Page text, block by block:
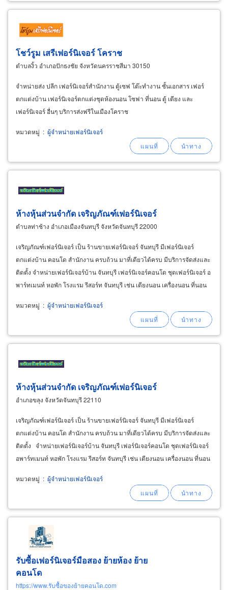
โชว์รูม เสรีเฟอร์นิเจอร์ โคราช
ตำบลงิ้ว อำเภอปักธงชัย จังหวัดนครราชสีมา 30150
จำหน่ายส่ง ปลีก เฟอร์นิเจอร์สำนักงาน ตู้เซฟ โต๊ะทำงาน ชั้นเอกสาร เฟอร์
ตกแต่งบ้าน เฟอร์นิเจอร์ตกแต่งชุดห้องนอน โซฟา ที่นอน ตู้ เตียง และ
เฟอร์นิเจอร์ อื่นๆ บริการส่งฟรีในเมืองโคราช
หมวดหมู่ : ผู้จำหน่ายเฟอร์นิเจอร์
ห้างหุ้นส่วนจำกัด เจริญภัณฑ์เฟอร์นิเจอร์
ตำบลท่าช้าง อำเภอเมืองจันทบุรี จังหวัดจันทบุรี 22000
เจริญภัณฑ์เฟอร์นิเจอร์ เป็น ร้านขายเฟอร์นิเจอร์ จันทบุรี มีเฟอร์นิเจอร์
ตกแต่งบ้าน คอนโด สำนักงาน ครบถ้วน มาที่เดียวได้ครบ มีบริการจัดส่งและ
ติดตั้ง จำหน่ายเฟอร์นิเจอร์บ้าน จันทบุรี เฟอร์นิเจอร์คอนโด ชุดเฟอร์นิเจอร์ อ
พาร์ทเมนท์ หอพัก โรงแรม รีสอร์ท จันทบุรี เช่น เตียงนอน เครื่องนอน ที่นอน
หมวดหมู่ : ผู้จำหน่ายเฟอร์นิเจอร์
ห้างหุ้นส่วนจำกัด เจริญภัณฑ์เฟอร์นิเจอร์
อำเภอขลุง จังหวัดจันทบุรี 22110
เจริญภัณฑ์เฟอร์นิเจอร์ เป็น ร้านขายเฟอร์นิเจอร์ จันทบุรี มีเฟอร์นิเจอร์
ตกแต่งบ้าน คอนโด สำนักงาน ครบถ้วน มาที่เดียวได้ครบ มีบริการจัดส่งและ
ติดตั้ง จำหน่ายเฟอร์นิเจอร์บ้าน จันทบุรี เฟอร์นิเจอร์คอนโด ชุดเฟอร์นิเจอร์
อพาร์ทเมนท์ หอพัก โรงแรม รีสอร์ท จันทบุรี เช่น เตียงนอน เครื่องนอน ที่นอน
หมวดหมู่ : ผู้จำหน่ายเฟอร์นิเจอร์
รับซื้อเฟอร์นิเจอร์มือสอง ย้ายห้อง ย้าย
คอนโด
https://www.รับซื้อของย้ายคอนโด.com